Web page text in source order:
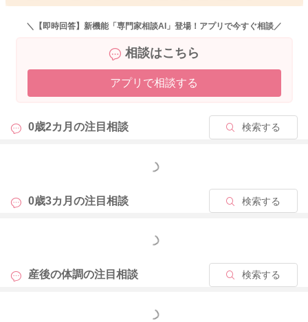
いるのか、お返事が難しくなってしまいます。
不正出血となるのか、生理の再開となるのかもしれません。ご
心配だと思いますので、婦人科を受診していただき、子宮や卵
巣の状況を確認してもらうようにされるのもいいと思います。
もしれないのですが、よかったらご検討ください。
どうぞよろしくお願いします。
＼【即時回答】新機能「専門家相談AI」登場！アプリで今すぐ相談／
相談はこちら
アプリで相談する
0歳2カ月の注目相談 検索する
もっと見る
0歳3カ月の注目相談 検索する
もっと見る
産後の体調の注目相談 検索する
もっと見る